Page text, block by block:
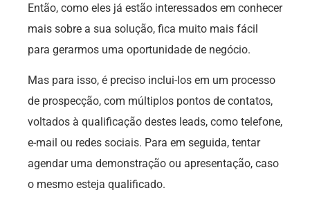
Então, como eles já estão interessados em conhecer
mais sobre a sua solução, fica muito mais fácil
para gerarmos uma oportunidade de negócio.
Mas para isso, é preciso inclui-los em um processo
de prospecção, com múltiplos pontos de contatos,
voltados à qualificação destes leads, como telefone,
e-mail ou redes sociais. Para em seguida, tentar
agendar uma demonstração ou apresentação, caso
o mesmo esteja qualificado.